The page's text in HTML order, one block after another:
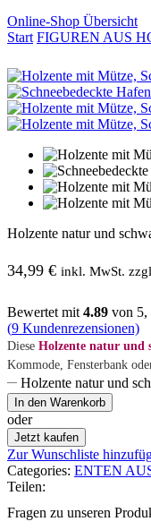
Online-Shop Übersicht
Start FIGUREN AUS
Holzente natur und
34,99 € inkl. MwSt.
Bewertet mit 4.89 von 5,
(9 Kundenrezensionen)
Diese Holzente natur und
Kommode, Fensterbank
Holzente natur und
In den Warenkorb
oder
Jetzt kaufen
Zur Wunschliste
Categories: ENTEN
Teilen:
Fragen zu unseren